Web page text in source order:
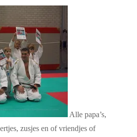
Alle papa’s,
zusjes en of vriendjes of